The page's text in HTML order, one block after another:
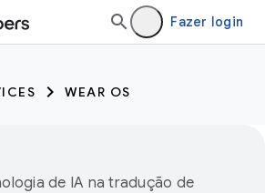
Fazer login
WEAR OS
de IA na tradução de